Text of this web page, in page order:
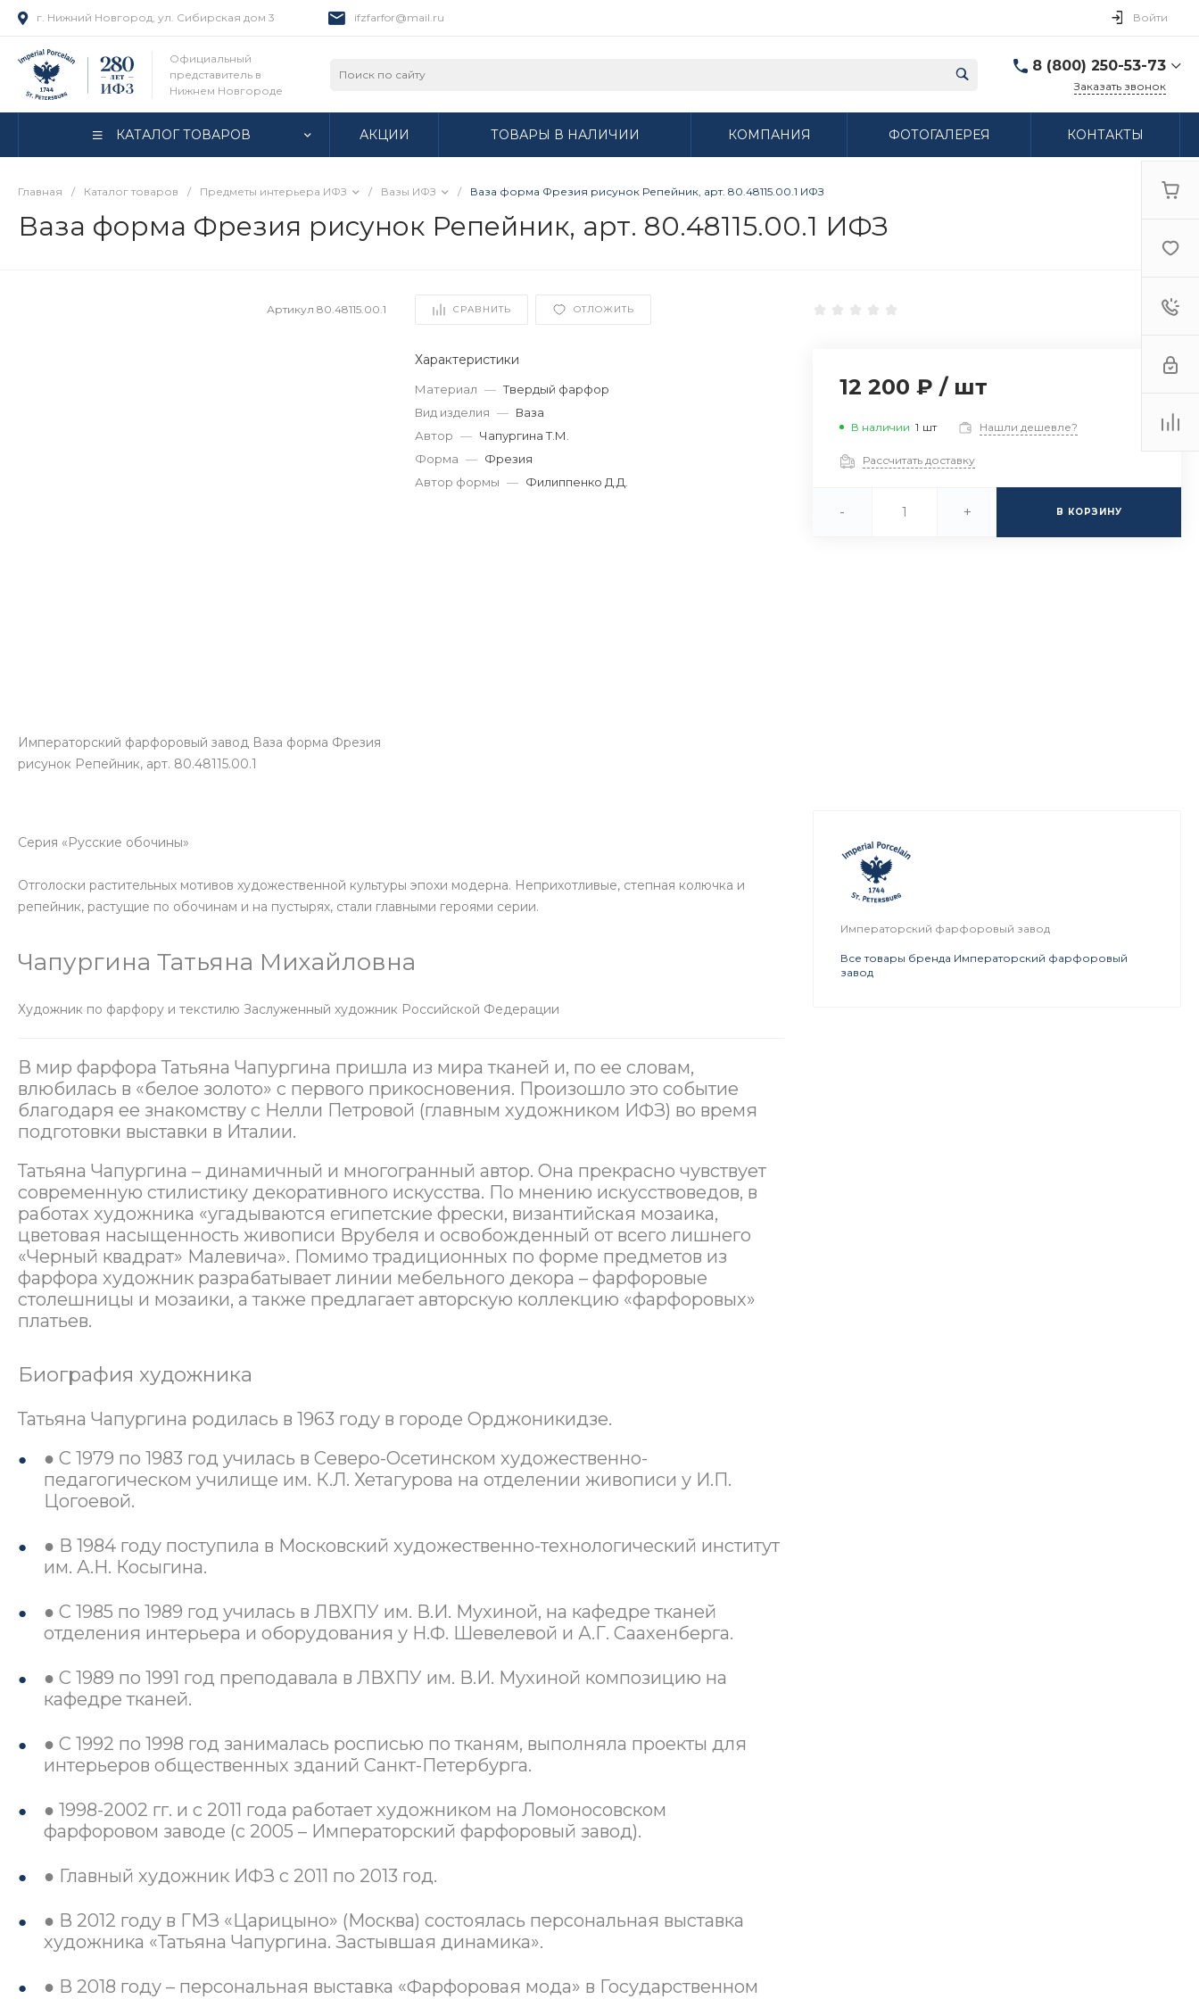
г. Нижний Новгород, ул. Сибирская дом 3 ifzfarfor@mail.ru Войти
Официальный
представитель в
Нижнем Новгороде
8 (800) 250-53-73
г. Нижний Новгород,
Заказать звонок
КАТАЛОГ ТОВАРОВ АКЦИИ ТОВАРЫ В НАЛИЧИИ КОМПАНИЯ ФОТОГАЛЕРЕЯ КОНТАКТЫ
Главная / Каталог товаров / Предметы интерьера ИФЗ / Вазы ИФЗ / Ваза форма Фрезия рисунок Репейник, арт. 80.48115.00.1 ИФЗ
Ваза форма Фрезия рисунок Репейник, арт. 80.48115.00.1 ИФЗ
Артикул80.48115.00.1 СРАВНИТЬ ОТЛОЖИТЬ
Императорский фарфоровый завод Ваза форма Фрезия
рисунок Репейник, арт. 80.48115.00.1
Характеристики
Материал — Твердый фарфор
Вид изделия — Ваза
Автор — Чапургина Т.М.
Форма — Фрезия
Автор формы — Филиппенко Д.Д.
12 200 ₽ / шт
В наличии 1 шт Нашли дешевле?
Рассчитать доставку
- + В КОРЗИНУ
Серия «Русские обочины»
Отголоски растительных мотивов художественной культуры эпохи модерна. Неприхотливые, степная колючка и
репейник, растущие по обочинам и на пустырях, стали главными героями серии.
Чапургина Татьяна Михайловна
Художник по фарфору и текстилю Заслуженный художник Российской Федерации
В мир фарфора Татьяна Чапургина пришла из мира тканей и, по ее словам,
влюбилась в «белое золото» с первого прикосновения. Произошло это событие
благодаря ее знакомству с Нелли Петровой (главным художником ИФЗ) во время
подготовки выставки в Италии.
Татьяна Чапургина – динамичный и многогранный автор. Она прекрасно чувствует
современную стилистику декоративного искусства. По мнению искусствоведов, в
работах художника «угадываются египетские фрески, византийская мозаика,
цветовая насыщенность живописи Врубеля и освобожденный от всего лишнего
«Черный квадрат» Малевича». Помимо традиционных по форме предметов из
фарфора художник разрабатывает линии мебельного декора – фарфоровые
столешницы и мозаики, а также предлагает авторскую коллекцию «фарфоровых»
платьев.
Биография художника
Татьяна Чапургина родилась в 1963 году в городе Орджоникидзе.
● С 1979 по 1983 год училась в Северо-Осетинском художественно-
педагогическом училище им. К.Л. Хетагурова на отделении живописи у И.П.
Цогоевой.
● В 1984 году поступила в Московский художественно-технологический институт
им. А.Н. Косыгина.
● С 1985 по 1989 год училась в ЛВХПУ им. В.И. Мухиной, на кафедре тканей
отделения интерьера и оборудования у Н.Ф. Шевелевой и А.Г. Саахенберга.
● С 1989 по 1991 год преподавала в ЛВХПУ им. В.И. Мухиной композицию на
кафедре тканей.
● С 1992 по 1998 год занималась росписью по тканям, выполняла проекты для
интерьеров общественных зданий Санкт-Петербурга.
● 1998-2002 гг. и с 2011 года работает художником на Ломоносовском
фарфоровом заводе (с 2005 – Императорский фарфоровый завод).
● Главный художник ИФЗ с 2011 по 2013 год.
● В 2012 году в ГМЗ «Царицыно» (Москва) состоялась персональная выставка
художника «Татьяна Чапургина. Застывшая динамика».
● В 2018 году – персональная выставка «Фарфоровая мода» в Государственном
Императорский фарфоровый завод
Все товары бренда Императорский фарфоровый
завод